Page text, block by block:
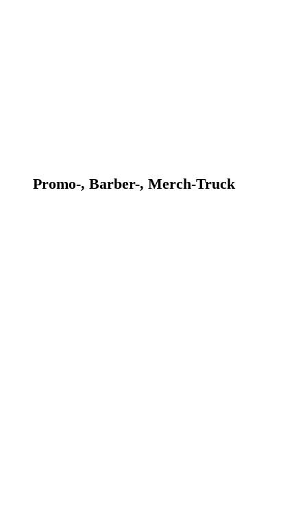
Promo-, Barber-, Merch-Truck